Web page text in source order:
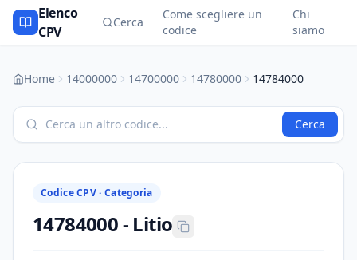
Elenco
CPV
Cerca
Come scegliere un
codice
Chi
siamo
Home 14000000 14700000 14780000 14784000
Cerca
Codice CPV · Categoria
14784000- Litio